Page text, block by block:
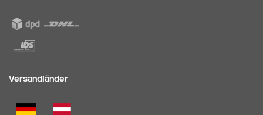
Versandländer